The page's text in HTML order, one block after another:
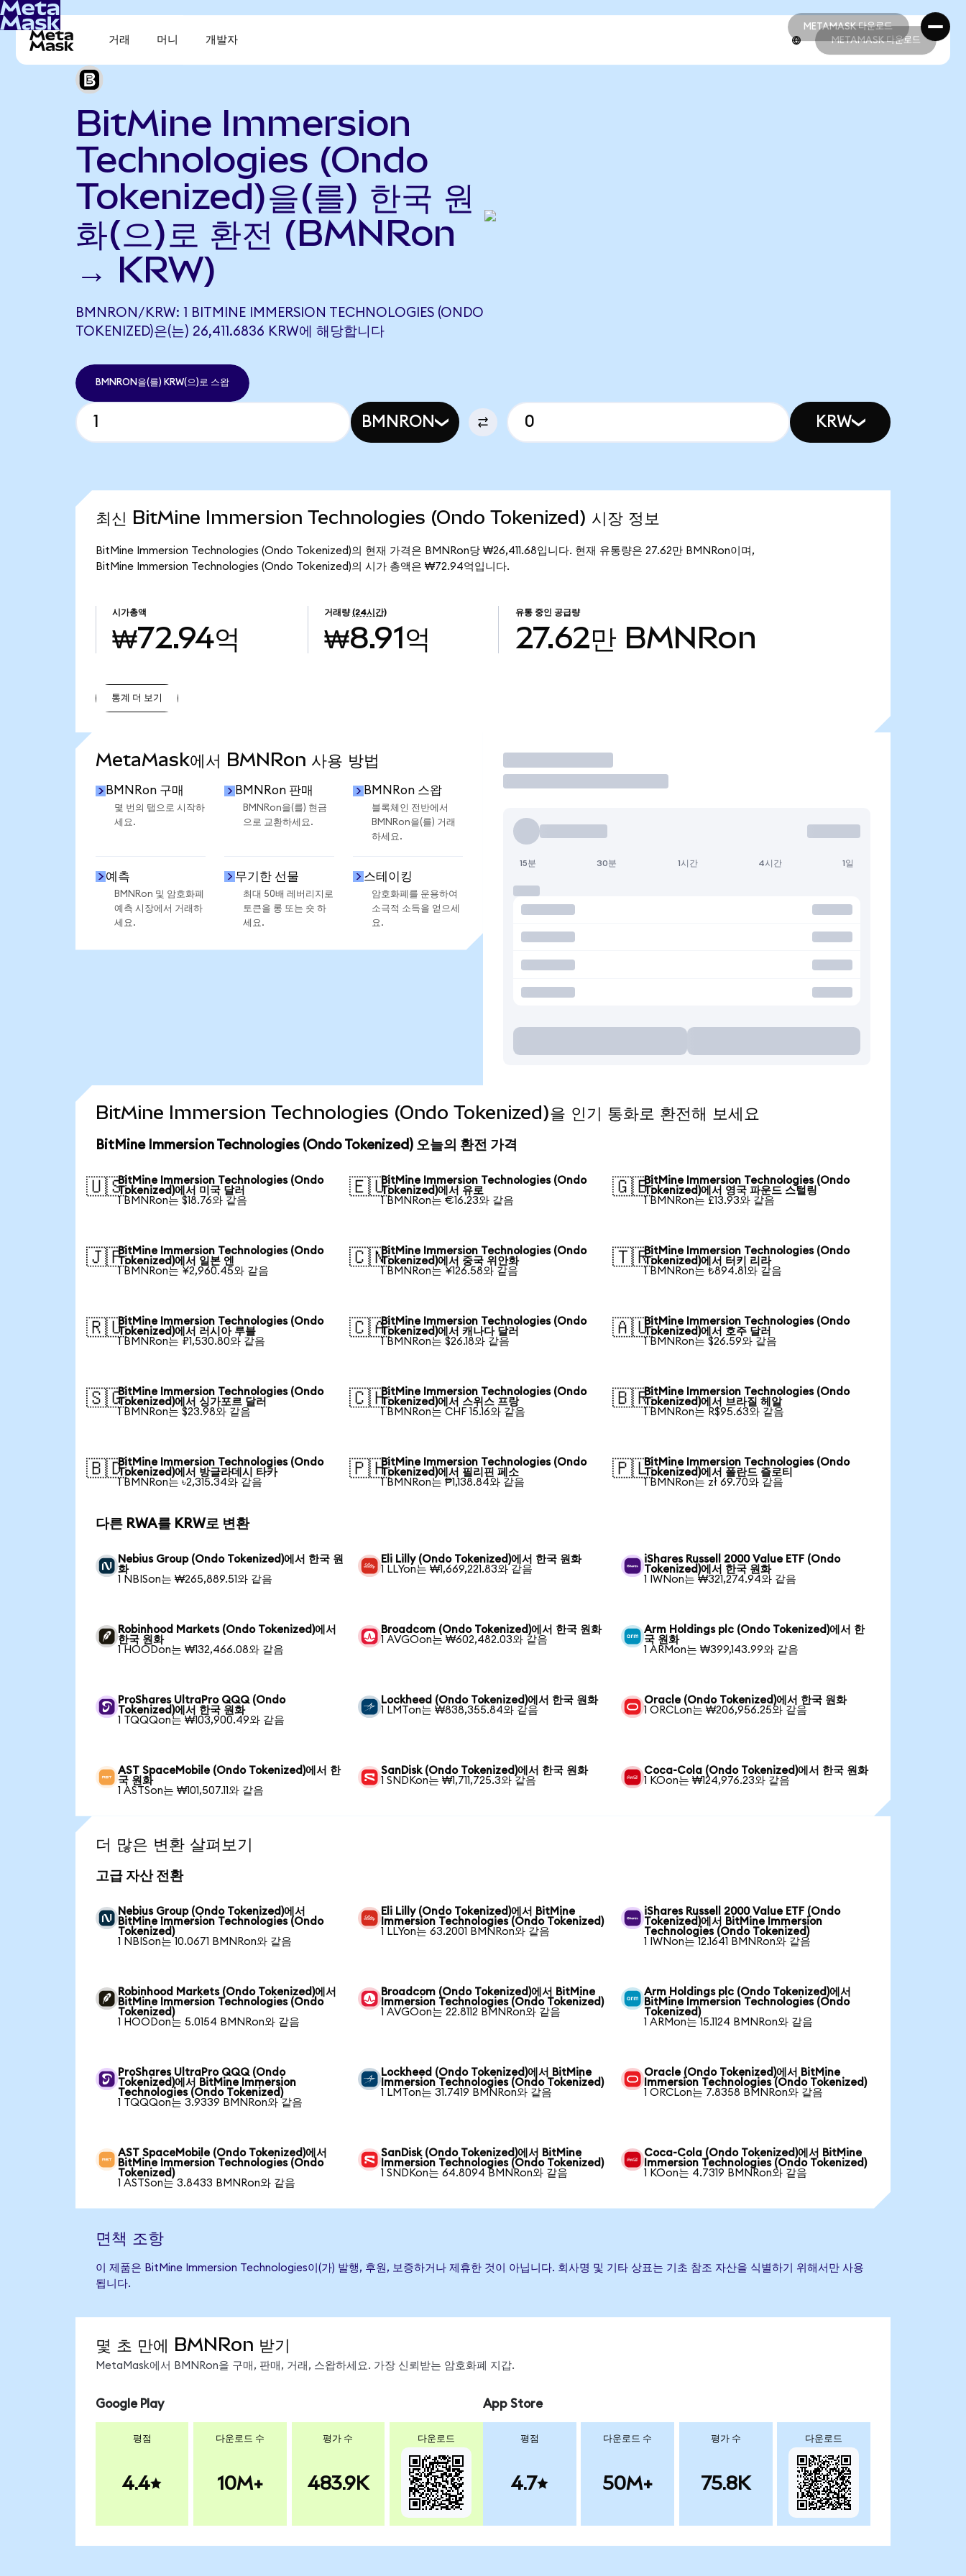
METAMASK 다운로드
METAMASK 다운로드
거래 머니 개발자 METAMASK 다운로드
BitMine Immersion
Technologies (Ondo
Tokenized)을(를) 한국 원
화(으)로 환전 (BMNRon
→ KRW)
BMNRON/KRW: 1 BITMINE IMMERSION TECHNOLOGIES (ONDO
TOKENIZED)은(는) 26,411.6836 KRW에 해당합니다
BMNRON을(를) KRW(으)로 스왑
BMNRON KRW
최신 BitMine Immersion Technologies (Ondo Tokenized) 시장 정보
BitMine Immersion Technologies (Ondo Tokenized)의 현재 가격은 BMNRon당 ₩26,411.68입니다. 현재 유통량은 27.62만 BMNRon이며,
BitMine Immersion Technologies (Ondo Tokenized)의 시가 총액은 ₩72.94억입니다.
시가총액
₩72.94억
거래량 (24시간)
₩8.91억
유통 중인 공급량
27.62만 BMNRon
통계 더 보기
MetaMask에서 BMNRon 사용 방법
BMNRon 구매
몇 번의 탭으로 시작하
세요.
BMNRon 판매
BMNRon을(를) 현금
으로 교환하세요.
BMNRon 스왑
블록체인 전반에서
BMNRon을(를) 거래
하세요.
예측
BMNRon 및 암호화폐
예측 시장에서 거래하
세요.
무기한 선물
최대 50배 레버리지로
토큰을 롱 또는 숏 하
세요.
스테이킹
암호화폐를 운용하여
소극적 소득을 얻으세
요.
거래
15분 30분 1시간 4시간 1일
BitMine Immersion Technologies (Ondo Tokenized)을 인기 통화로 환전해 보세요
BitMine Immersion Technologies (Ondo Tokenized) 오늘의 환전 가격
🇺🇸BitMine Immersion Technologies (Ondo
Tokenized)에서 미국 달러
1 BMNRon는 $18.76와 같음
🇪🇺BitMine Immersion Technologies (Ondo
Tokenized)에서 유로
1 BMNRon는 €16.23와 같음
🇬🇧BitMine Immersion Technologies (Ondo
Tokenized)에서 영국 파운드 스털링
1 BMNRon는 £13.93와 같음
🇯🇵BitMine Immersion Technologies (Ondo
Tokenized)에서 일본 엔
1 BMNRon는 ¥2,960.45와 같음
🇨🇳BitMine Immersion Technologies (Ondo
Tokenized)에서 중국 위안화
1 BMNRon는 ¥126.58와 같음
🇹🇷BitMine Immersion Technologies (Ondo
Tokenized)에서 터키 리라
1 BMNRon는 ₺894.81와 같음
🇷🇺BitMine Immersion Technologies (Ondo
Tokenized)에서 러시아 루블
1 BMNRon는 ₽1,530.80와 같음
🇨🇦BitMine Immersion Technologies (Ondo
Tokenized)에서 캐나다 달러
1 BMNRon는 $26.18와 같음
🇦🇺BitMine Immersion Technologies (Ondo
Tokenized)에서 호주 달러
1 BMNRon는 $26.59와 같음
🇸🇬BitMine Immersion Technologies (Ondo
Tokenized)에서 싱가포르 달러
1 BMNRon는 $23.98와 같음
🇨🇭BitMine Immersion Technologies (Ondo
Tokenized)에서 스위스 프랑
1 BMNRon는 CHF 15.16와 같음
🇧🇷BitMine Immersion Technologies (Ondo
Tokenized)에서 브라질 헤알
1 BMNRon는 R$95.63와 같음
🇧🇩BitMine Immersion Technologies (Ondo
Tokenized)에서 방글라데시 타카
1 BMNRon는 ৳2,315.34와 같음
🇵🇭BitMine Immersion Technologies (Ondo
Tokenized)에서 필리핀 페소
1 BMNRon는 ₱1,138.84와 같음
🇵🇱BitMine Immersion Technologies (Ondo
Tokenized)에서 폴란드 즐로티
1 BMNRon는 zł 69.70와 같음
다른 RWA를 KRW로 변환
Nebius Group (Ondo Tokenized)에서 한국 원
화
1 NBISon는 ₩265,889.51와 같음
Eli Lilly (Ondo Tokenized)에서 한국 원화
1 LLYon는 ₩1,669,221.83와 같음
iShares Russell 2000 Value ETF (Ondo
Tokenized)에서 한국 원화
1 IWNon는 ₩321,274.94와 같음
Robinhood Markets (Ondo Tokenized)에서
한국 원화
1 HOODon는 ₩132,466.08와 같음
Broadcom (Ondo Tokenized)에서 한국 원화
1 AVGOon는 ₩602,482.03와 같음
Arm Holdings plc (Ondo Tokenized)에서 한
국 원화
1 ARMon는 ₩399,143.99와 같음
ProShares UltraPro QQQ (Ondo
Tokenized)에서 한국 원화
1 TQQQon는 ₩103,900.49와 같음
Lockheed (Ondo Tokenized)에서 한국 원화
1 LMTon는 ₩838,355.84와 같음
Oracle (Ondo Tokenized)에서 한국 원화
1 ORCLon는 ₩206,956.25와 같음
AST SpaceMobile (Ondo Tokenized)에서 한
국 원화
1 ASTSon는 ₩101,507.11와 같음
SanDisk (Ondo Tokenized)에서 한국 원화
1 SNDKon는 ₩1,711,725.3와 같음
Coca-Cola (Ondo Tokenized)에서 한국 원화
1 KOon는 ₩124,976.23와 같음
더 많은 변환 살펴보기
고급 자산 전환
Nebius Group (Ondo Tokenized)에서
BitMine Immersion Technologies (Ondo
Tokenized)
1 NBISon는 10.0671 BMNRon와 같음
Eli Lilly (Ondo Tokenized)에서 BitMine
Immersion Technologies (Ondo Tokenized)
1 LLYon는 63.2001 BMNRon와 같음
iShares Russell 2000 Value ETF (Ondo
Tokenized)에서 BitMine Immersion
Technologies (Ondo Tokenized)
1 IWNon는 12.1641 BMNRon와 같음
Robinhood Markets (Ondo Tokenized)에서
BitMine Immersion Technologies (Ondo
Tokenized)
1 HOODon는 5.0154 BMNRon와 같음
Broadcom (Ondo Tokenized)에서 BitMine
Immersion Technologies (Ondo Tokenized)
1 AVGOon는 22.8112 BMNRon와 같음
Arm Holdings plc (Ondo Tokenized)에서
BitMine Immersion Technologies (Ondo
Tokenized)
1 ARMon는 15.1124 BMNRon와 같음
ProShares UltraPro QQQ (Ondo
Tokenized)에서 BitMine Immersion
Technologies (Ondo Tokenized)
1 TQQQon는 3.9339 BMNRon와 같음
Lockheed (Ondo Tokenized)에서 BitMine
Immersion Technologies (Ondo Tokenized)
1 LMTon는 31.7419 BMNRon와 같음
Oracle (Ondo Tokenized)에서 BitMine
Immersion Technologies (Ondo Tokenized)
1 ORCLon는 7.8358 BMNRon와 같음
AST SpaceMobile (Ondo Tokenized)에서
BitMine Immersion Technologies (Ondo
Tokenized)
1 ASTSon는 3.8433 BMNRon와 같음
SanDisk (Ondo Tokenized)에서 BitMine
Immersion Technologies (Ondo Tokenized)
1 SNDKon는 64.8094 BMNRon와 같음
Coca-Cola (Ondo Tokenized)에서 BitMine
Immersion Technologies (Ondo Tokenized)
1 KOon는 4.7319 BMNRon와 같음
면책 조항
이 제품은 BitMine Immersion Technologies이(가) 발행, 후원, 보증하거나 제휴한 것이 아닙니다. 회사명 및 기타 상표는 기초 참조 자산을 식별하기 위해서만 사용
됩니다.
몇 초 만에 BMNRon 받기
MetaMask에서 BMNRon을 구매, 판매, 거래, 스왑하세요. 가장 신뢰받는 암호화폐 지갑.
Google Play
평점
4.4
다운로드 수
10M+
평가 수
483.9K
다운로드
App Store
평점
4.7
다운로드 수
50M+
평가 수
75.8K
다운로드